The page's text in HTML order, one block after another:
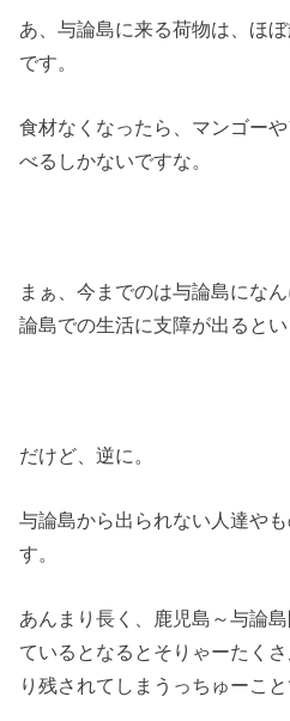
あ、与論島に来る荷物は、ほ
です。
食材なくなったら、マンゴー
べるしかないですな。
まぁ、今までのは与論島にな
論島での生活に支障が出るとい
だけど、逆に。
与論島から出られない人達や
す。
あんまり長く、鹿児島～与論
ているとなるとそりゃーたく
り残されてしまうっちゅーこと